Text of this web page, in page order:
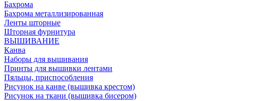
Бахрома
Бахрома металлизированная
Ленты шторные
Шторная фурнитура
ВЫШИВАНИЕ
Канва
Наборы для вышивания
Принты для вышивки лентами
Пяльцы, приспособления
Рисунок на канве (вышивка крестом)
Рисунок на ткани (вышивка бисером)